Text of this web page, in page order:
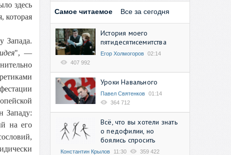
здесь
которая
Запада.
", —
Западу:
на его
Самое читаемое Все за сегодня
История моего
пятидесятисемитства
Егор Холмогоров 02:14
407 992
Уроки Навального
Павел Святенков 01:14
364 712
Всё, что вы хотели знать
о педофилии, но
боялись спросить
Константин Крылов 11:30 359 422